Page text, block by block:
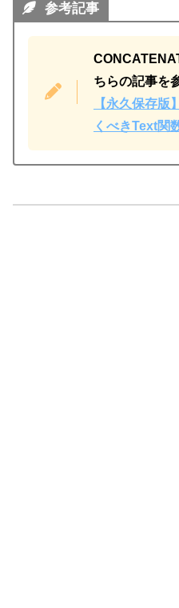
参考記事
ちらの記事を
【永久保存
くべきText関